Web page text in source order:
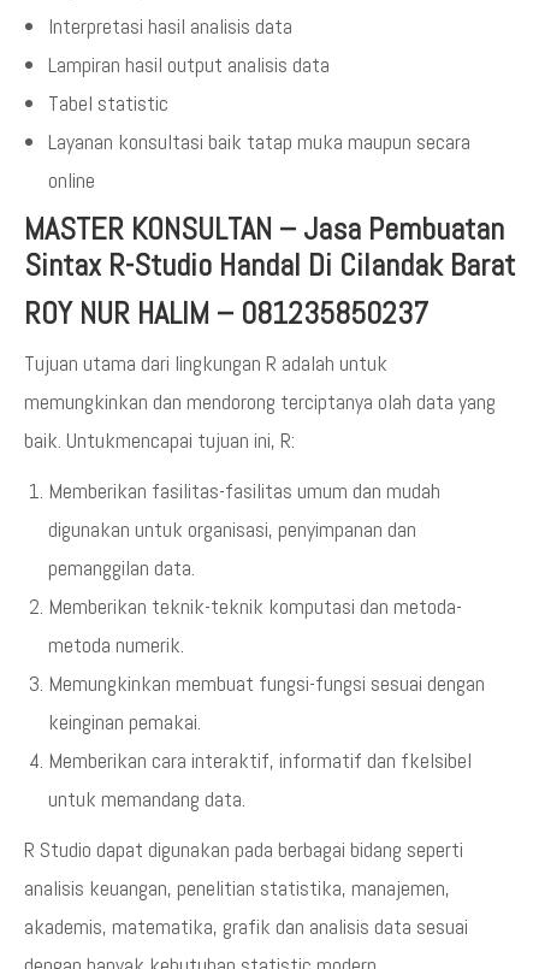
Interpretasi hasil analisis data
Lampiran hasil output analisis data
Tabel statistic
Layanan konsultasi baik tatap muka maupun secara
online
MASTER KONSULTAN – Jasa Pembuatan
Sintax R-Studio Handal Di Cilandak Barat
ROY NUR HALIM – 081235850237
Tujuan utama dari lingkungan R adalah untuk
memungkinkan dan mendorong terciptanya olah data yang
baik. Untukmencapai tujuan ini, R:
Memberikan fasilitas-fasilitas umum dan mudah
digunakan untuk organisasi, penyimpanan dan
pemanggilan data.
Memberikan teknik-teknik komputasi dan metoda-
metoda numerik.
Memungkinkan membuat fungsi-fungsi sesuai dengan
keinginan pemakai.
Memberikan cara interaktif, informatif dan fkelsibel
untuk memandang data.
R Studio dapat digunakan pada berbagai bidang seperti
analisis keuangan, penelitian statistika, manajemen,
akademis, matematika, grafik dan analisis data sesuai